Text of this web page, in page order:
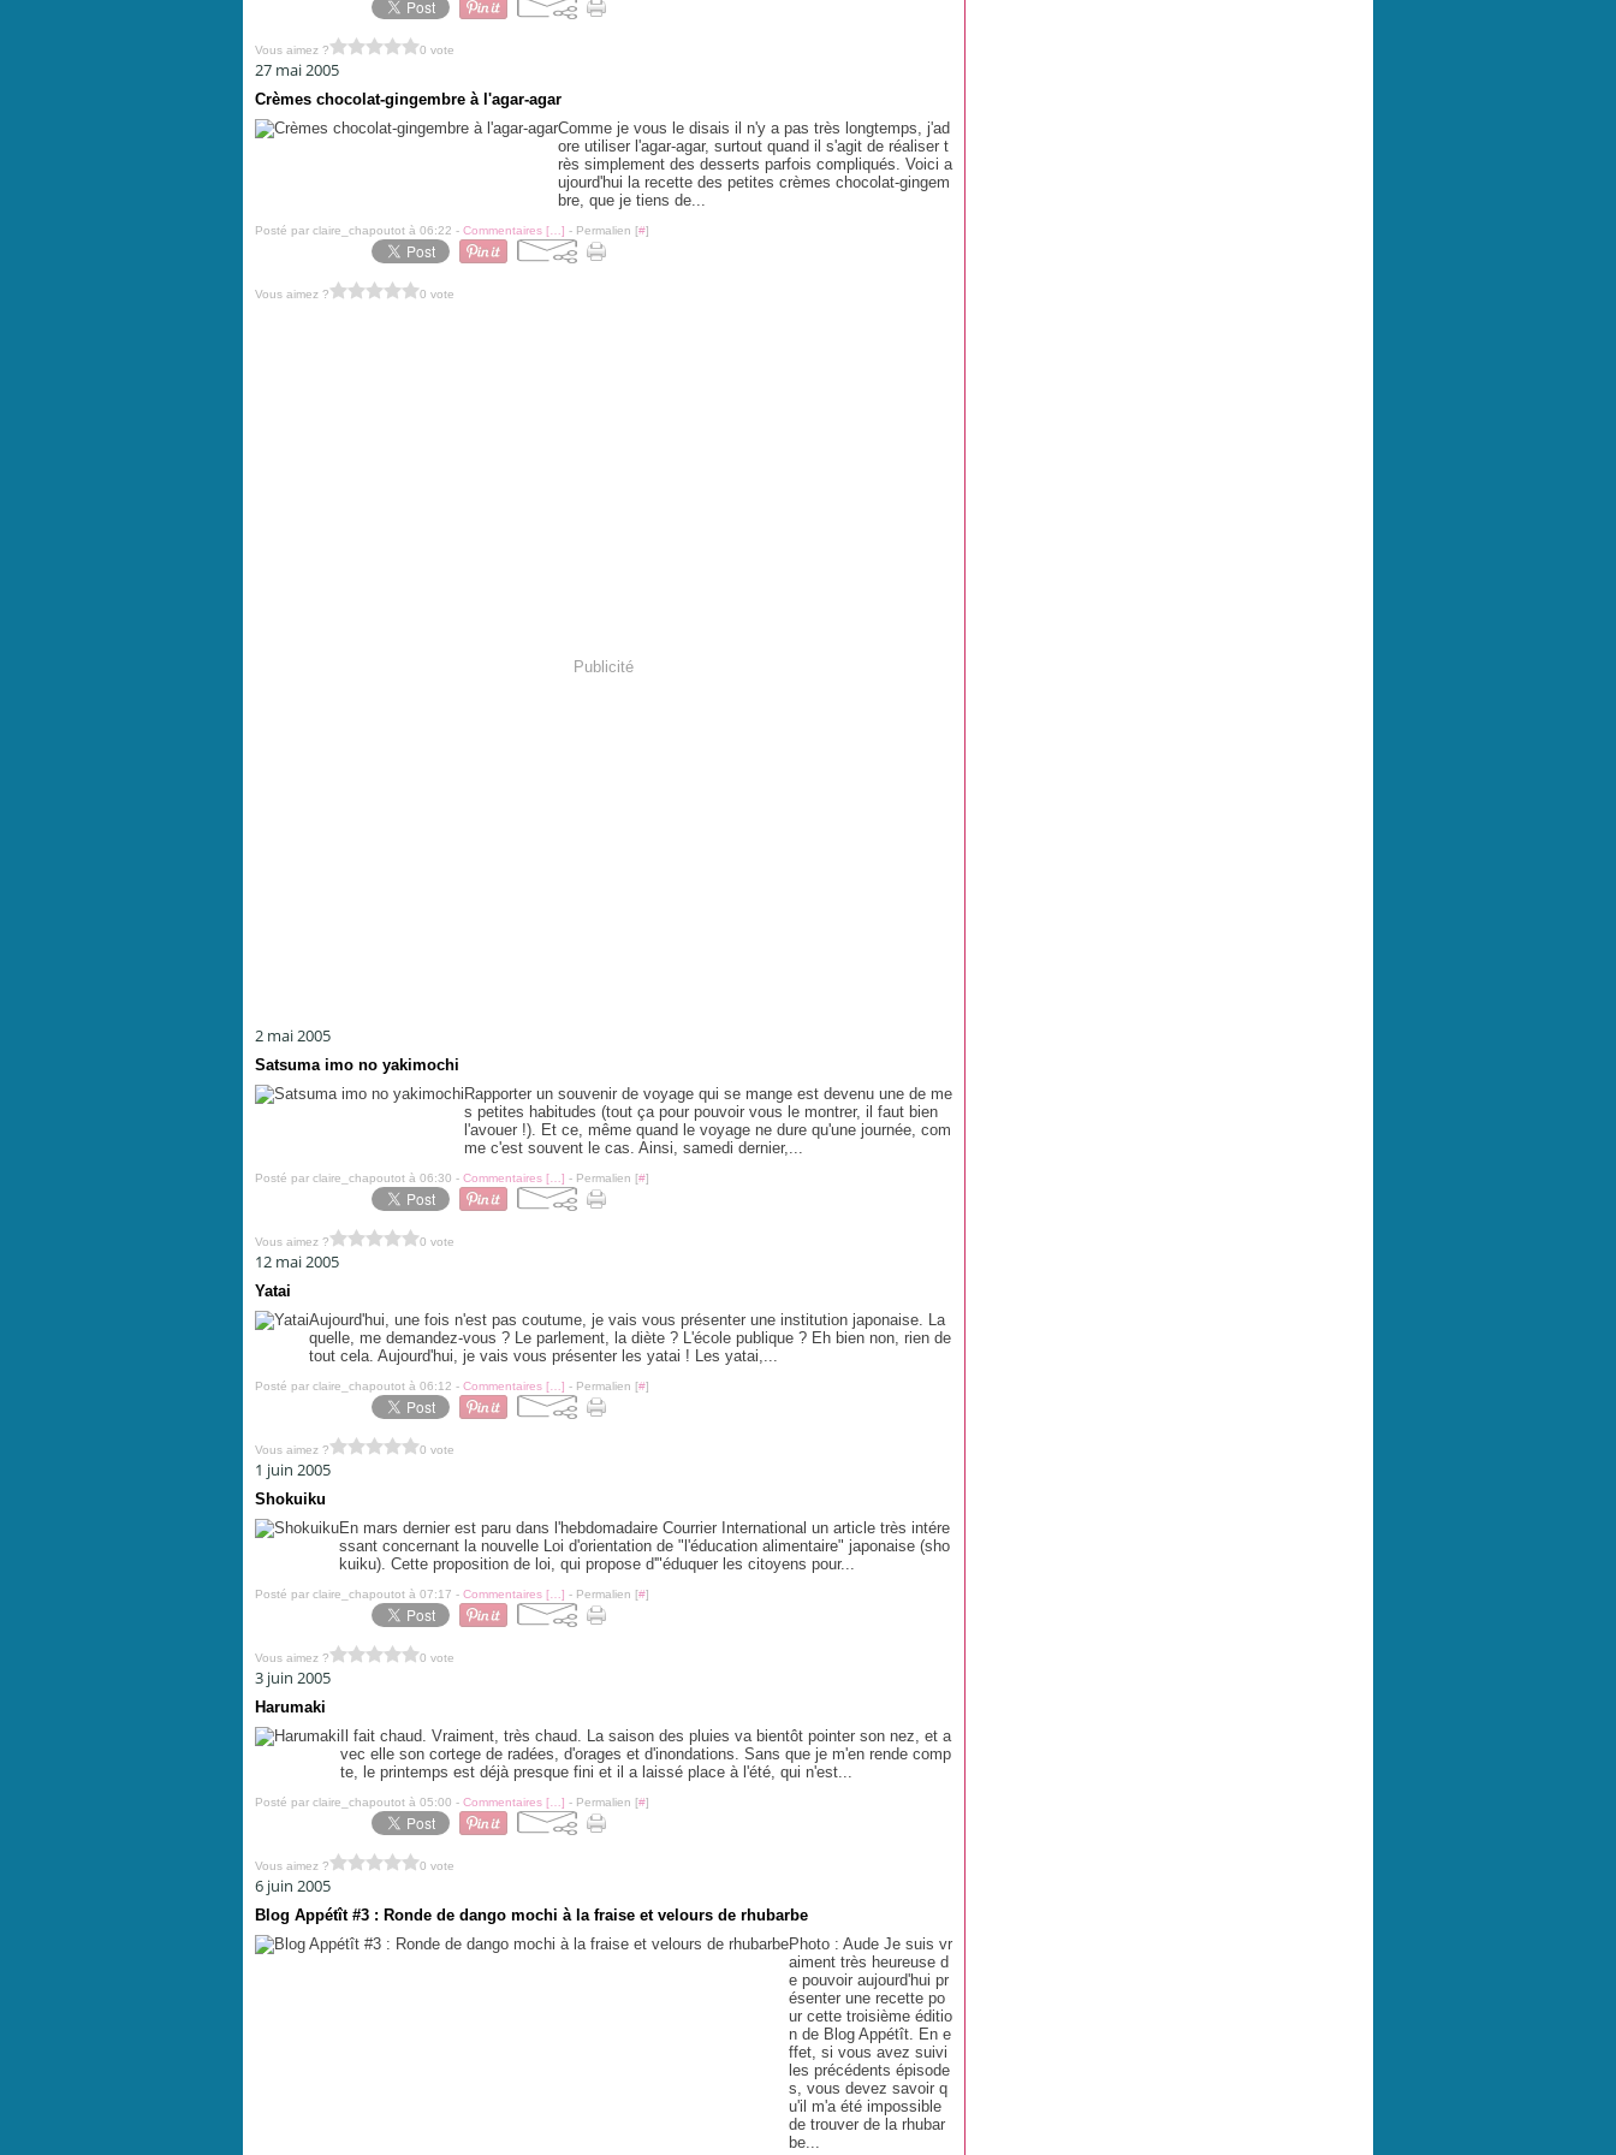
Vous aimez ? 0 vote
27 mai 2005
Crèmes chocolat-gingembre à l'agar-agar
Comme je vous le disais il n'y a pas très longtemps, j'ad
ore utiliser l'agar-agar, surtout quand il s'agit de réaliser t
rès simplement des desserts parfois compliqués. Voici a
ujourd'hui la recette des petites crèmes chocolat-gingem
bre, que je tiens de...
Posté par claire_chapoutot à 06:22 - Commentaires [ ] - Permalien [#]
Vous aimez ? 0 vote
Publicité
2 mai 2005
Satsuma imo no yakimochi
Rapporter un souvenir de voyage qui se mange est devenu une de me
s petites habitudes (tout ça pour pouvoir vous le montrer, il faut bien
l'avouer !). Et ce, même quand le voyage ne dure qu'une journée, com
me c'est souvent le cas. Ainsi, samedi dernier,...
Posté par claire_chapoutot à 06:30 - Commentaires [ ] - Permalien [#]
Vous aimez ? 0 vote
12 mai 2005
Yatai
Aujourd'hui, une fois n'est pas coutume, je vais vous présenter une institution japonaise. La
quelle, me demandez-vous ? Le parlement, la diète ? L'école publique ? Eh bien non, rien de
tout cela. Aujourd'hui, je vais vous présenter les yatai ! Les yatai,...
Posté par claire_chapoutot à 06:12 - Commentaires [ ] - Permalien [#]
Vous aimez ? 0 vote
1 juin 2005
Shokuiku
En mars dernier est paru dans l'hebdomadaire Courrier International un article très intére
ssant concernant la nouvelle Loi d'orientation de "l'éducation alimentaire" japonaise (sho
kuiku). Cette proposition de loi, qui propose d'"éduquer les citoyens pour...
Posté par claire_chapoutot à 07:17 - Commentaires [ ] - Permalien [#]
Vous aimez ? 0 vote
3 juin 2005
Harumaki
Il fait chaud. Vraiment, très chaud. La saison des pluies va bientôt pointer son nez, et a
vec elle son cortege de radées, d'orages et d'inondations. Sans que je m'en rende comp
te, le printemps est déjà presque fini et il a laissé place à l'été, qui n'est...
Posté par claire_chapoutot à 05:00 - Commentaires [ ] - Permalien [#]
Vous aimez ? 0 vote
6 juin 2005
Blog Appétît #3 : Ronde de dango mochi à la fraise et velours de rhubarbe
Photo : Aude Je suis vr
aiment très heureuse d
e pouvoir aujourd'hui pr
ésenter une recette po
ur cette troisième éditio
n de Blog Appétît. En e
ffet, si vous avez suivi
les précédents épisode
s, vous devez savoir q
u'il m'a été impossible
de trouver de la rhubar
be...